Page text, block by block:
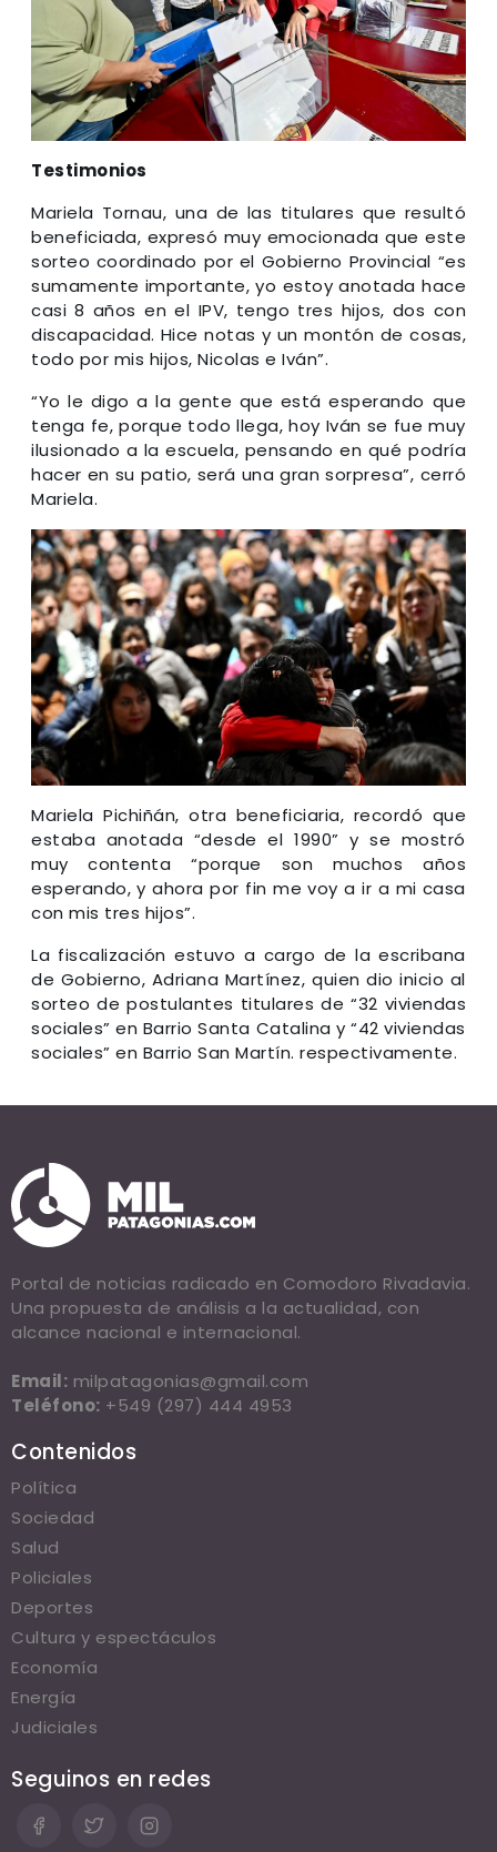
Testimonios
Mariela Tornau, una de las titulares que resultó
beneficiada, expresó muy emocionada que este
sorteo coordinado por el Gobierno Provincial “es
sumamente importante, yo estoy anotada hace
casi 8 años en el IPV, tengo tres hijos, dos con
discapacidad. Hice notas y un montón de cosas,
todo por mis hijos, Nicolas e Iván”.
“Yo le digo a la gente que está esperando que
tenga fe, porque todo llega, hoy Iván se fue muy
ilusionado a la escuela, pensando en qué podría
hacer en su patio, será una gran sorpresa”, cerró
Mariela.
Mariela Pichiñán, otra beneficiaria, recordó que
estaba anotada “desde el 1990” y se mostró
muy contenta “porque son muchos años
esperando, y ahora por fin me voy a ir a mi casa
con mis tres hijos”.
La fiscalización estuvo a cargo de la escribana
de Gobierno, Adriana Martínez, quien dio inicio al
sorteo de postulantes titulares de “32 viviendas
sociales” en Barrio Santa Catalina y “42 viviendas
sociales” en Barrio San Martín. respectivamente.
Portal de noticias radicado en Comodoro Rivadavia.
Una propuesta de análisis a la actualidad, con
alcance nacional e internacional.
Email: milpatagonias@gmail.com
Teléfono: +549 (297) 444 4953
Contenidos
Política
Sociedad
Salud
Policiales
Deportes
Cultura y espectáculos
Economía
Energía
Judiciales
Seguinos en redes